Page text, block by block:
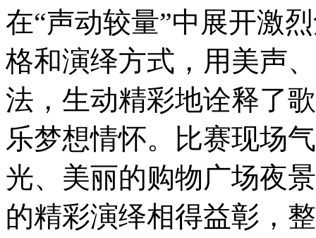
在“声动较量”中展开激
格和演绎方式，用美声
法，生动精彩地诠释了
乐梦想情怀。比赛现场
光、美丽的购物广场夜
的精彩演绎相得益彰，